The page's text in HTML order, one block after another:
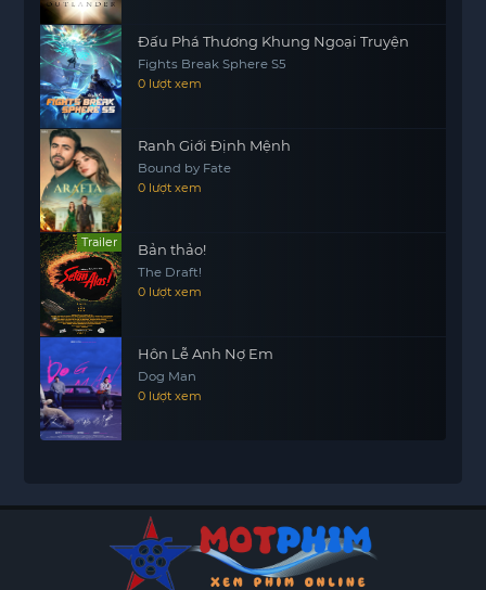
Đấu Phá Thương Khung Ngoại Truyện
Fights Break Sphere S5
0 lượt xem
Ranh Giới Định Mệnh
Bound by Fate
0 lượt xem
Trailer Bản thảo!
The Draft!
0 lượt xem
Hôn Lễ Anh Nợ Em
Dog Man
0 lượt xem